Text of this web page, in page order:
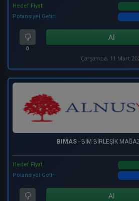
Hedef Fiyat
Potansiyel Getiri
0
Al
Çarşamba, 11 Mart
BIMAS- BİM BİRLEŞİK
Hedef Fiyat
Potansiyel Getiri
Al